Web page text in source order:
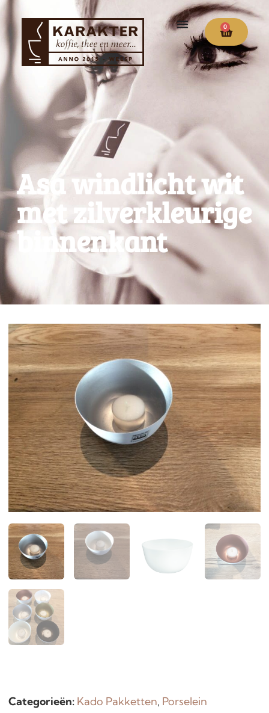
0
Asa windlicht wit
met zilverkleurige
binnenkant
Categorieën: Kado Pakketten, Porselein